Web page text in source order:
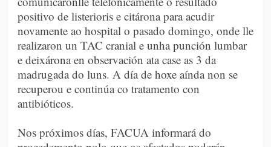
positivo de listerioris e citárona para acudir
novamente ao hospital o pasado domingo, onde lle
realizaron un TAC cranial e unha punción lumbar
e deixárona en observación ata case as 3 da
madrugada do luns. A día de hoxe aínda non se
recuperou e continúa co tratamento con
antibióticos.
Nos próximos días, FACUA informará do